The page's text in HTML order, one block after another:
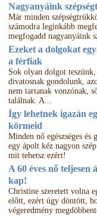
Nagyanyáink
Már minden
számodra leginkább
megfogadd nagyanyáink
Ezeket a dolgokat
a férfiak
Sok olyan dolgot
divatosnak gondolunk,
nem tartanak vonzónak,
találnak. A...
Így lehetnek igazán
körmeid
Minden nő egészséges
egy ápolt kéz nagyon
mit tehetsz ezért!
A 60 éves nő
kap!
Christine szeretett volna
előtt, ezért úgy döntött,
végeredmény